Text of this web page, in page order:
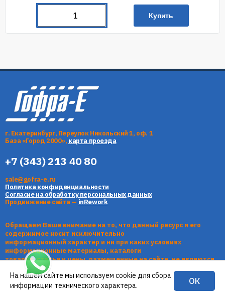
Купить
г. Екатеринбург, Переулок Никольский 1, оф. 1
База «Город 2000», карта проезда
+7 (343) 213 40 80
sale@gofra-e.ru
Политика конфиденциальности
Согласие на обработку персональных данных
Продвижение сайта — inRework
Обращаем Ваше внимание на то, что данный ресурс и его
содержимое носит исключительно
информационный характер и ни при каких условиях
информационные материалы, каталоги
товаров, статьи и цены, размещенные на сайте, не являются
публичной офертой, определяемой
положениями Статьи 437 Гражданского кодекса РФ.
На нашем сайте мы используем cookie для сбора
информации технического характера.
ОК